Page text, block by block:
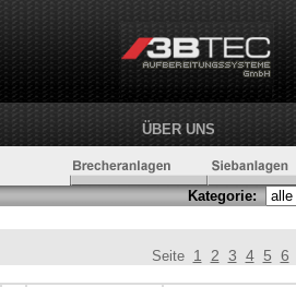
ÜBER UNS
Kategorie:
Seite 1 2 3 4 5 6